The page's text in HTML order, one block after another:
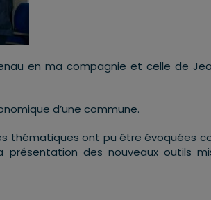
en ma compagnie et celle de
d’une commune.
thématiques ont pu être évoquées
des nouveaux outils